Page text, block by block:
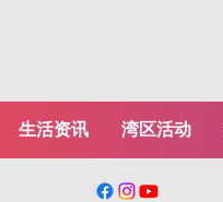
生活资讯 湾区活动